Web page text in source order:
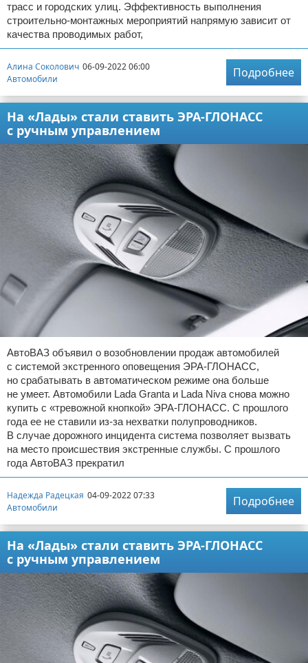
трасс и городских улиц. Эффективность выполнения
строительно-монтажных мероприятий напрямую зависит от
качества проводимых работ,
Алина Соколович 06-09-2022 06:00
Автомобили
Подробнее
На «Лады» стали ставить ЭРА-ГЛОНАСС
с ручным управлением
АвтоВАЗ объявил о возобновлении продаж автомобилей
с системой экстренного оповещения ЭРА-ГЛОНАСС,
но срабатывать в автоматическом режиме она больше
не умеет. Автомобили Lada Granta и Lada Niva снова можно
купить с «тревожной кнопкой» ЭРА-ГЛОНАСС. С прошлого
года ее не ставили из-за нехватки полупроводников.
В случае дорожного инцидента система позволяет вызвать
на место происшествия экстренные службы. С прошлого
года АвтоВАЗ прекратил
Надежда Радецкая 04-09-2022 07:33
Автомобили
Подробнее
На «Лады» стали ставить ЭРА-ГЛОНАСС
с ручным управлением